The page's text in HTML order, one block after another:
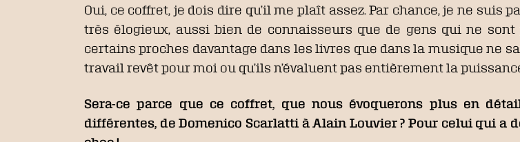
Oui, ce coffret, je dois dire qu’il me plaît assez. Par chance, je ne suis
très élogieux, aussi bien de connaisseurs que de gens qui ne
certains proches davantage dans les livres que dans la musique ne
travail revêt pour moi ou qu’ils n’évaluent pas entièrement la
Sera-ce parce que ce coffret, que nous évoquerons plus en
différentes, de Domenico Scarlatti à Alain Louvier ? Pour celui qui a